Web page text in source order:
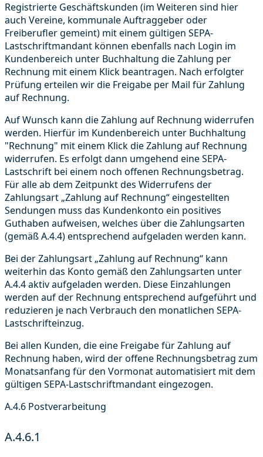
Registrierte Geschäftskunden (im Weiteren sind hier
auch Vereine, kommunale Auftraggeber oder
Freiberufler gemeint) mit einem gültigen SEPA-
Lastschriftmandant können ebenfalls nach Login im
Kundenbereich unter Buchhaltung die Zahlung per
Rechnung mit einem Klick beantragen. Nach erfolgter
Prüfung erteilen wir die Freigabe per Mail für Zahlung
auf Rechnung.
Auf Wunsch kann die Zahlung auf Rechnung widerrufen
werden. Hierfür im Kundenbereich unter Buchhaltung
"Rechnung" mit einem Klick die Zahlung auf Rechnung
widerrufen. Es erfolgt dann umgehend eine SEPA-
Lastschrift bei einem noch offenen Rechnungsbetrag.
Für alle ab dem Zeitpunkt des Widerrufens der
Zahlungsart „Zahlung auf Rechnung“ eingestellten
Sendungen muss das Kundenkonto ein positives
Guthaben aufweisen, welches über die Zahlungsarten
(gemäß A.4.4) entsprechend aufgeladen werden kann.
Bei der Zahlungsart „Zahlung auf Rechnung“ kann
weiterhin das Konto gemäß den Zahlungsarten unter
A.4.4 aktiv aufgeladen werden. Diese Einzahlungen
werden auf der Rechnung entsprechend aufgeführt und
reduzieren je nach Verbrauch den monatlichen SEPA-
Lastschrifteinzug.
Bei allen Kunden, die eine Freigabe für Zahlung auf
Rechnung haben, wird der offene Rechnungsbetrag zum
Monatsanfang für den Vormonat automatisiert mit dem
gültigen SEPA-Lastschriftmandant eingezogen.
A.4.6 Postverarbeitung
A.4.6.1